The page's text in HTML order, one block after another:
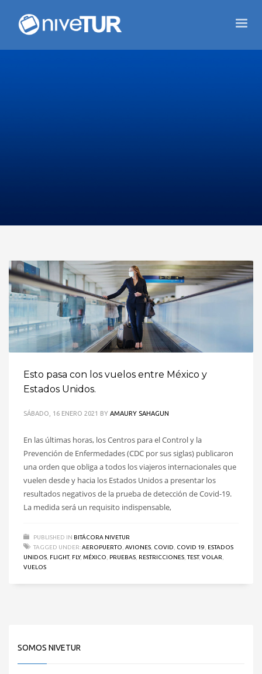
Esto pasa con los vuelos entre México y
Estados Unidos.
SÁBADO, 16 ENERO 2021 BY AMAURY SAHAGUN
En las últimas horas, los Centros para el Control y la
Prevención de Enfermedades (CDC por sus siglas) publicaron
una orden que obliga a todos los viajeros internacionales que
vuelen desde y hacia los Estados Unidos a presentar los
resultados negativos de la prueba de detección de Covid-19.
La medida será un requisito indispensable,
PUBLISHED IN BITÁCORA NIVETUR
TAGGED UNDER:AEROPUERTO AVIONES COVID COVID 19
ESTADOS
UNIDOS FLIGHT, FLY, MÉXICO PRUEBAS RESTRICCIONES ,TEST, VOLAR
VUELOS
SOMOS NIVETUR